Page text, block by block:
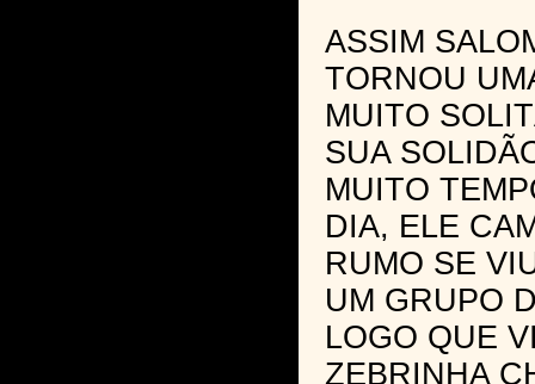
ASSIM
TORNOU
MUITO
SUA
MUITO
DIA, ELE
RUMO SE
UM GRUPO
LOGO QUE
ZEBRINHA